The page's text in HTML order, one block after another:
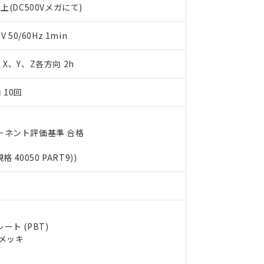
(DC500Vメガにて)
50/60Hz 1min
、Y、Z各方向 2h
10回
ネント評価基準 合格
格 40050 PART9))
ート (PBT)
ッキ
ます。
質）の非含有証明書
書（当社基準）
点で非含有を証明するもので、過去に遡って非含有を証明するも
欄に対応日を記載しておりました。
への在庫切替を完了していることから、特段のことがない限り、